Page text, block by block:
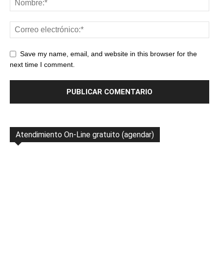
Save my name, email, and website in this browser for the
next time I comment.
Atendimiento On-Line gratuito (agendar)